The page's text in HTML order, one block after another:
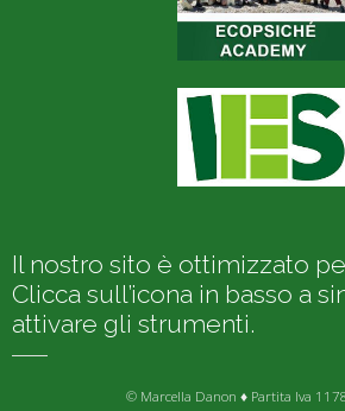
Il nostro sito è ottimizzato
Clicca sull’icona in basso a
attivare gli strumenti.
© Marcella Danon ♦ Partita Iva